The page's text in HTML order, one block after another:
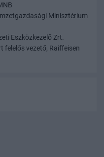
Minisztérium
Eszközkezelő Zrt.
felelős vezető, Raiffeisen